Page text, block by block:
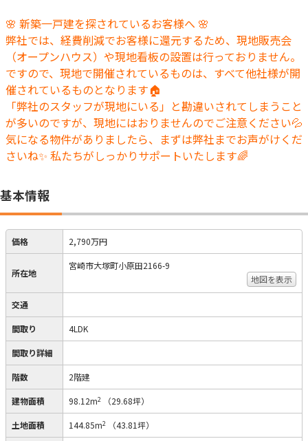
🌸 新築一戸建を探されているお客様へ 🌸
弊社では、経費削減でお客様に還元するため、現地販売会
（オープンハウス）や現地看板の設置は行っておりません。
ですので、現地で開催されているものは、すべて他社様が開
催されているものとなります🏠
「弊社のスタッフが現地にいる」と勘違いされてしまうこと
が多いのですが、現地にはおりませんのでご注意ください💦
気になる物件がありましたら、まずは弊社までお声がけくだ
さいね✨ 私たちがしっかりサポートいたします🌈
基本情報
価格 2,790万円
所在地
宮崎市大塚町小原田2166-9
地図を表示
交通
間取り 4LDK
間取り詳細
階数 2階建
建物面積 98.12m2 （29.68坪）
土地面積 144.85m2 （43.81坪）